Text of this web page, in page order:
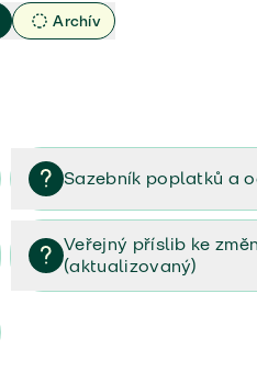
Archív
Sazebník poplatků a
Sazebník poplatků a odměn
Veřejný příslib ke
(aktualizovaný)